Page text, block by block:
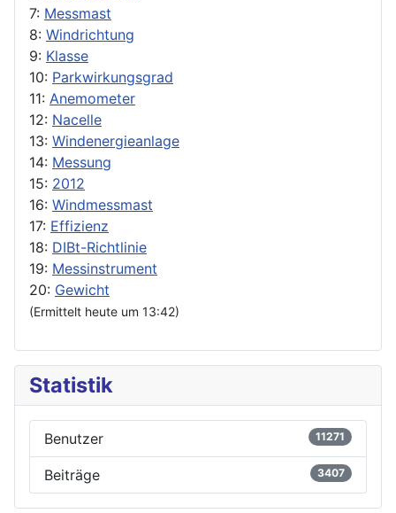
7: Messmast
8: Windrichtung
9: Klasse
10: Parkwirkungsgrad
11: Anemometer
12: Nacelle
13: Windenergieanlage
14: Messung
15: 2012
16: Windmessmast
17: Effizienz
18: DIBt-Richtlinie
19: Messinstrument
20: Gewicht
(Ermittelt heute um 13:42)
Statistik
Benutzer 11271
Beiträge 3407